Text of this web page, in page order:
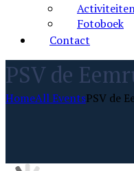
Fotoboek
Contact
PSV de
HomeAll EventsPSV de